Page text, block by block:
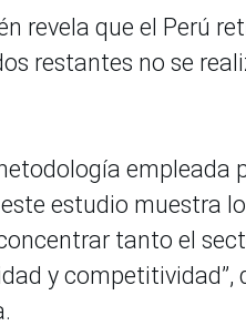
revela que el Perú
restantes no se
empleada
estudio muestra
tanto el
y competitividad”,